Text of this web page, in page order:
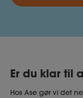
Er du klar til
Hos Ase gør vi det